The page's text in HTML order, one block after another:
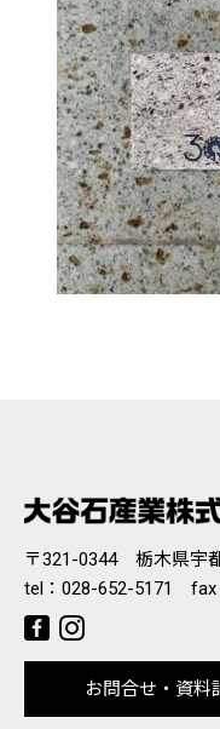
〒321-0344 栃木県宇
tel： 028-652-5171 fax
お問合せ・資料